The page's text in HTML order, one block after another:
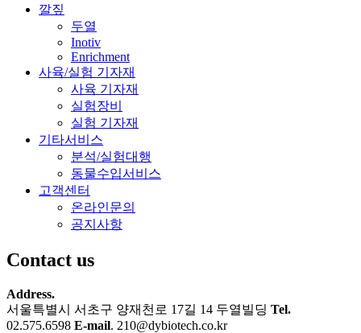
깔짚
두열
Inotiv
Enrichment
사육/실험 기자재
사육 기자재
실험장비
실험 기자재
기타서비스
분석/실험대행
동물수입서비스
고객센터
온라인문의
공지사항
Contact us
Address.
서울특별시 서초구 양재천로 17길 14 두열빌딩 Tel.
02.575.6598 E-mail. 210@dybiotech.co.kr